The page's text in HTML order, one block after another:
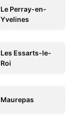
Le Perray-en-
Yvelines
Les Essarts-le-
Roi
Maurepas